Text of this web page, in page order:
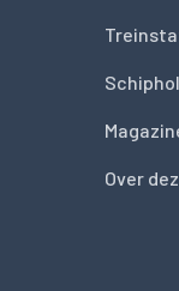
Over